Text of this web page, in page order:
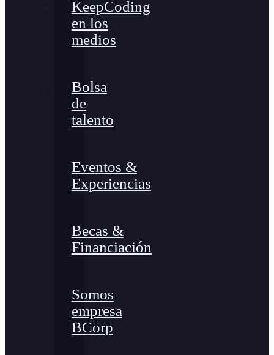
KeepCoding
en los
medios
Bolsa
de
talento
Eventos &
Experiencias
Becas &
Financiación
Somos
empresa
BCorp